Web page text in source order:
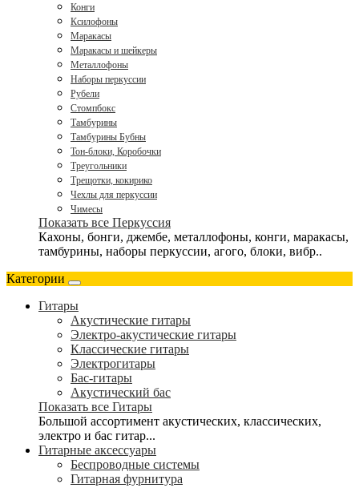
Конги
Ксилофоны
Маракасы
Маракасы и шейкеры
Металлофоны
Наборы перкуссии
Рубели
Стомпбокс
Тамбурины
Тамбурины Бубны
Тон-блоки, Коробочки
Треугольники
Трещотки, кокирико
Чехлы для перкуссии
Чимесы
Показать все Перкуссия
Кахоны, бонги, джембе, металлофоны, конги, маракасы,
тамбурины, наборы перкуссии, агого, блоки, вибр..
Категории
Гитары
Акустические гитары
Электро-акустические гитары
Классические гитары
Электрогитары
Бас-гитары
Акустический бас
Показать все Гитары
Большой ассортимент акустических, классических,
электро и бас гитар...
Гитарные аксессуары
Беспроводные системы
Гитарная фурнитура